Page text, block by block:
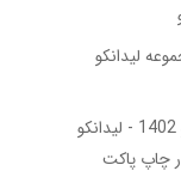
لیدانکو
خرید پاکت متالایز پستی | مجموعه لیدانکو 1402 - لیدانکو
چاپ پاکت